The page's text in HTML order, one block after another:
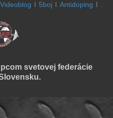
Videoblog 5boj Antidoping
svetovej federácie